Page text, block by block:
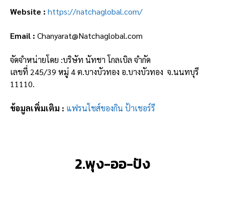
Website : https://natchaglobal.com/
Email : Chanyarat@Natchaglobal.com
จัดจำหน่ายโดย :บริษัท นัทชา โกลเบิล จำกัด
เลขที่ 245/39 หมู่ 4 ต.บางบัวทอง อ.บางบัวทอง จ.นนทบุรี
11110.
ข้อมูลเพิ่มเติม : แฟรนไชส์ของกิน ป้าเชอร์รี
2.พุง-ออ-ปัง